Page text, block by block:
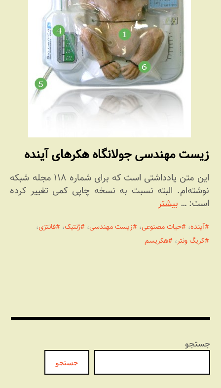
زیست مهندسی جولانگاه هکرهای آینده
این متن یادداشتی است که برای شماره ۱۱۸ مجله شبکه
نوشته‌ام. البته نسبت به نسخه چاپی کمی تغییر کرده
است: …بیشتر
آینده، حیات مصنوعی، زیست مهندسی، ژنتیک، فانتزی،
کریگ ونتر، هکریسم
جستجو
جستجو